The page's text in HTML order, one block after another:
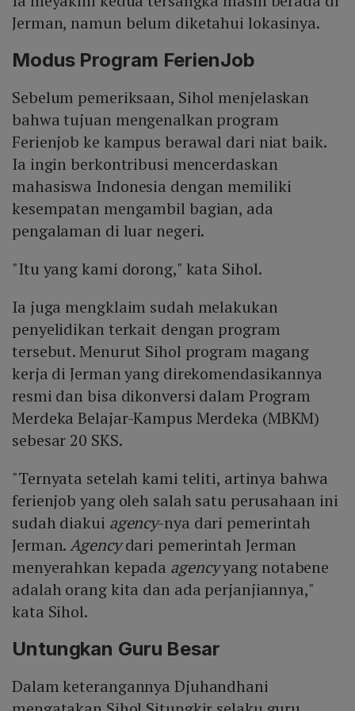
Jerman, namun belum diketahui lokasinya.
Modus Program FerienJob
Sebelum pemeriksaan, Sihol menjelaskan
bahwa tujuan mengenalkan program
Ferienjob ke kampus berawal dari niat baik.
Ia ingin berkontribusi mencerdaskan
mahasiswa Indonesia dengan memiliki
kesempatan mengambil bagian, ada
pengalaman di luar negeri.
"Itu yang kami dorong," kata Sihol.
Ia juga mengklaim sudah melakukan
penyelidikan terkait dengan program
tersebut. Menurut Sihol program magang
kerja di Jerman yang direkomendasikannya
resmi dan bisa dikonversi dalam Program
Merdeka Belajar-Kampus Merdeka (MBKM)
sebesar 20 SKS.
"Ternyata setelah kami teliti, artinya bahwa
ferienjob yang oleh salah satu perusahaan ini
sudah diakui agency-nya dari pemerintah
Jerman.Agencydari pemerintah Jerman
menyerahkan kepada agencyyang notabene
adalah orang kita dan ada perjanjiannya,"
kata Sihol.
Untungkan Guru Besar
Dalam keterangannya Djuhandhani